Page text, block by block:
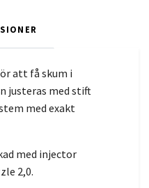
att få skum i
justeras med stift
med exakt
med injector
2,0.